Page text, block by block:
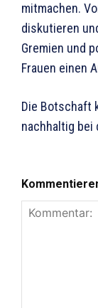
mitmachen.
diskutieren
Gremien und
Frauen einen
Die Botschaft
nachhaltig bei